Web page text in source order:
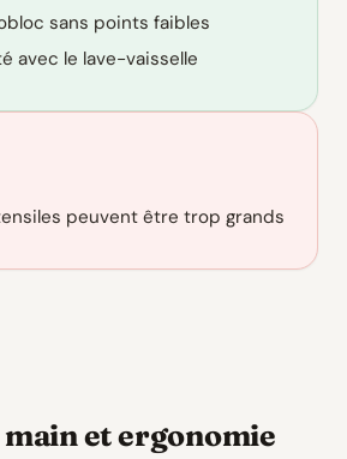
sans points faibles
avec le lave-vaisselle
peuvent être trop grands
et ergonomie